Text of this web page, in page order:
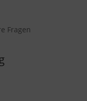
Fragen